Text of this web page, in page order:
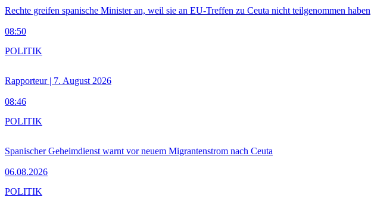
Rechte greifen spanische Minister an, weil sie an EU-Treffen zu Ceuta nicht teilgenommen haben
08:50
Rapporteur | 7. August 2026
08:46
POLITIK
Spanischer Geheimdienst warnt vor neuem Migrantenstrom nach Ceuta
06.08.2026
POLITIK
POLITIK